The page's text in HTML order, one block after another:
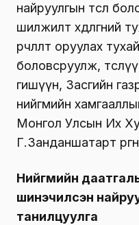
найруулгын төсөл
шилжилт хөдөлгөөний
өөрчлөлт оруулах
боловсруулж,
гишүүн, Засгийн
нийгмийн
Монгол Улсын Их
Г.Занданшатарт
Нийгмийн
шинэчилсэн
танилцуулга